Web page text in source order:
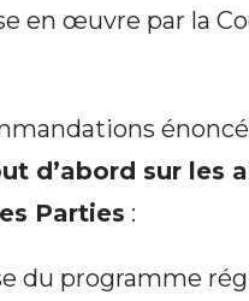
en œuvre par la
d’abord sur les
Parties :
du programme